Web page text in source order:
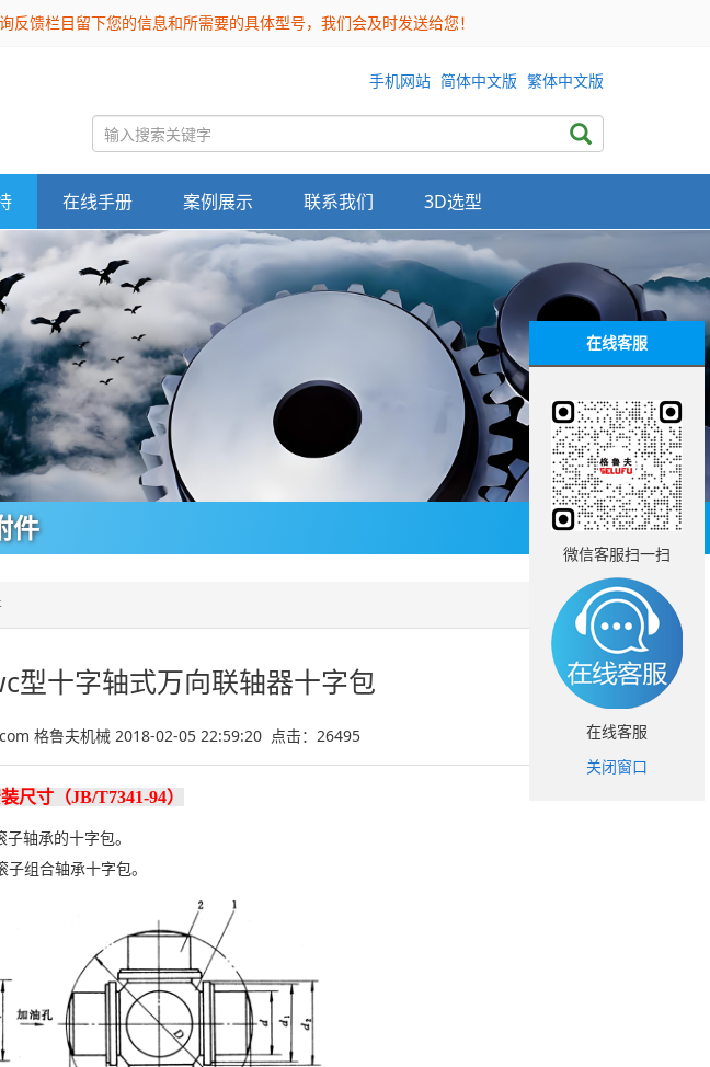
馈栏目留下您的信息和所需要的具体型号，我们会及时发送给您！
手机网站 简体中文版 繁体中文版
在线手册 案例展示 联系我们 3D选型
件
型十字轴式万向联轴器十字包
格鲁夫机械 2018-02-05 22:59:20 点击： 26495
尺寸（JB/T7341-94）
轴承的十字包。
组合轴承十字包。
在线客服
微信客服扫一扫
在线客服
关闭窗口